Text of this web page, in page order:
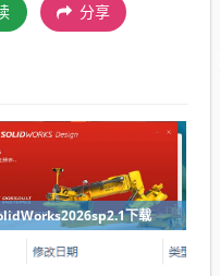
分享
下载